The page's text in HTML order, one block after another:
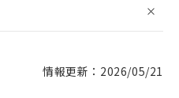
情報更新：2026/05/21